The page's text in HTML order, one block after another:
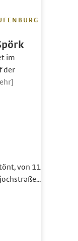
im
der
von 11